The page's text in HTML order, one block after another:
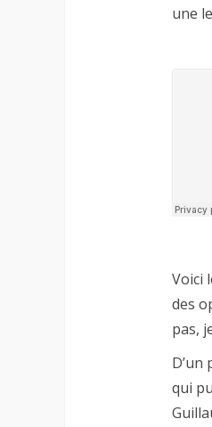
une
Voici
des
pas,
D’un
qui